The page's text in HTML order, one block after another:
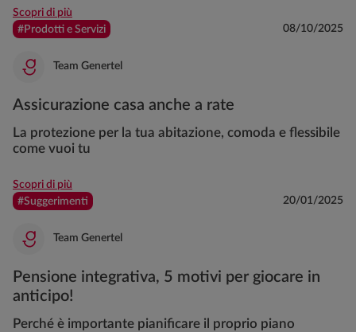
Scopri di più
#Prodotti e Servizi
08/10/2025
Team Genertel
Assicurazione casa anche a rate
La protezione per la tua abitazione, comoda e flessibile
come vuoi tu
Scopri di più
#Suggerimenti
20/01/2025
Team Genertel
Pensione integrativa, 5 motivi per giocare in
anticipo!
Perché è importante pianificare il proprio piano